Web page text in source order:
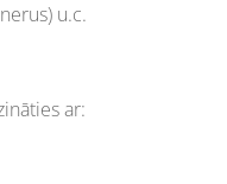
u.c.
ar: